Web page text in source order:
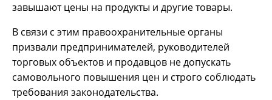
завышают цены на продукты и другие товары.
В связи с этим правоохранительные органы
призвали предпринимателей, руководителей
торговых объектов и продавцов не допускать
самовольного повышения цен и строго соблюдать
требования законодательства.